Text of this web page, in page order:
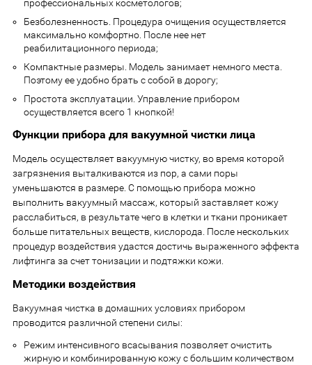
профессиональных косметологов;
Безболезненность. Процедура очищения осуществляется
максимально комфортно. После нее нет
реабилитационного периода;
Компактные размеры. Модель занимает немного места.
Поэтому ее удобно брать с собой в дорогу;
Простота эксплуатации. Управление прибором
осуществляется всего 1 кнопкой!
Функции прибора для вакуумной чистки лица
Модель осуществляет вакуумную чистку, во время которой
загрязнения выталкиваются из пор, а сами поры
уменьшаются в размере. С помощью прибора можно
выполнить вакуумный массаж, который заставляет кожу
расслабиться, в результате чего в клетки и ткани проникает
больше питательных веществ, кислорода. После нескольких
процедур воздействия удастся достичь выраженного эффекта
лифтинга за счет тонизации и подтяжки кожи.
Методики воздействия
Вакуумная чистка в домашних условиях прибором
проводится различной степени силы:
Режим интенсивного всасывания позволяет очистить
жирную и комбинированную кожу с большим количеством